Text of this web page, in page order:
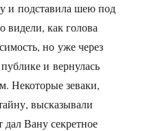
и подставила шею под
видели, как голова
но уже через
и вернулась
Некоторые зеваки,
высказывали
Вану секретное